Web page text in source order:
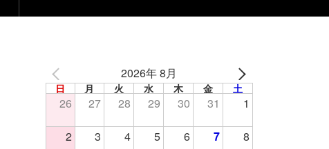
2026年 8月
日 月 火 水 木 金 土
26 27 28 29 30 31 1
2 3 4 5 6 7 8